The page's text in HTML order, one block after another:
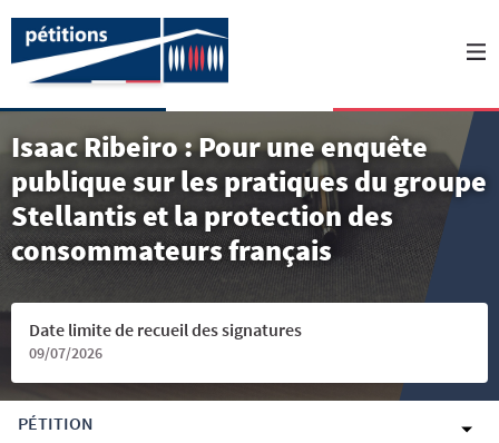
Isaac Ribeiro : Pour une enquête
publique sur les pratiques du groupe
Stellantis et la protection des
consommateurs français
Date limite de recueil des signatures
09/07/2026
PÉTITION